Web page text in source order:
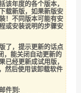
该年度的各个版本，
载新版，如果新版安
！不同版本可能有安
或安装说明的步骤安
了，提示更新的话点
，能关闭自动更新的
已经更新成试用版，
然后使用该卸载软件
件到: